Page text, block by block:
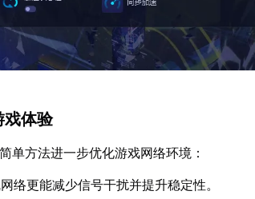
戏体验
单方法进一步优化游戏网络环境：
络更能减少信号干扰并提升稳定性。